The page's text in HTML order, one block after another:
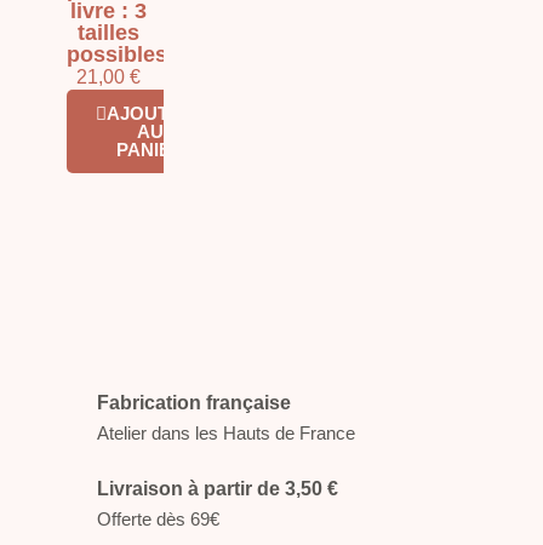
livre : 3
tailles
possibles
21,00 €
AJOUTER
AU
PANIER
Fabrication française
Atelier dans les Hauts de France
Livraison à partir de 3,50 €
Offerte dès 69€